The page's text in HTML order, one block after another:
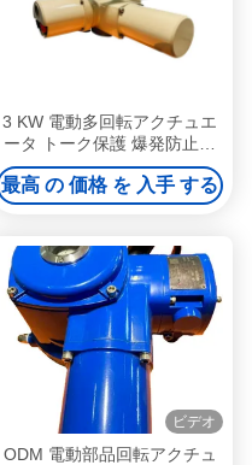
3 KW 電動多回転アクチュエ
ータ トーク保護 爆発防止バ
ルブアクチュエータ
最高 の 価格 を 入手 する
ビデオ
ODM 電動部品回転アクチュ